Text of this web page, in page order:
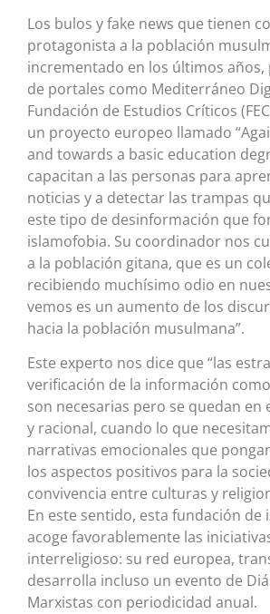
Los bulos y fake news que tienen
protagonista a la población
incrementado en los últimos años,
de portales como Mediterráneo
Fundación de Estudios Críticos
un proyecto europeo llamado
and towards a basic education
capacitan a las personas para
noticias y a detectar las trampas
este tipo de desinformación que
islamofobia. Su coordinador nos
a la población gitana, que es un
recibiendo muchísimo odio en
vemos es un aumento de los
hacia la población musulmana”.
Este experto nos dice que “las
verificación de la información
son necesarias pero se quedan en
y racional, cuando lo que
narrativas emocionales que
los aspectos positivos para la
convivencia entre culturas y
En este sentido, esta fundación de
acoge favorablemente las
interreligioso: su red europea,
desarrolla incluso un evento de
Marxistas con periodicidad anual.